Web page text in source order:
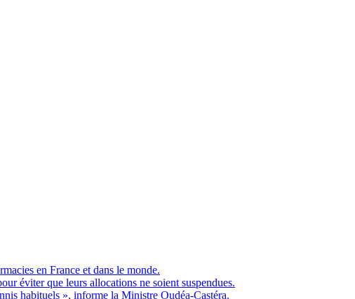
en France et dans le monde.
éviter que leurs allocations ne soient suspendues.
habituels », informe la Ministre Oudéa-Castéra.